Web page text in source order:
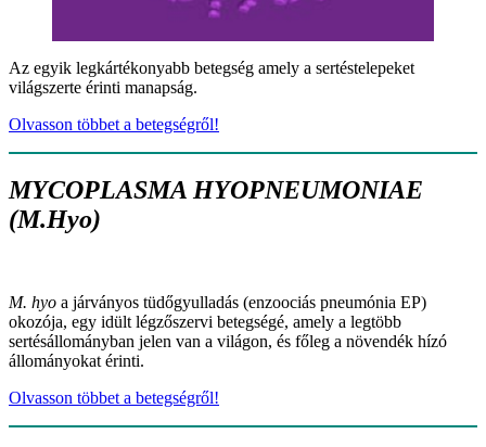
Az egyik legkártékonyabb betegség amely a sertéstelepeket
világszerte érinti manapság.
Olvasson többet a betegségről!
MYCOPLASMA HYOPNEUMONIAE
(M.Hyo)
M. hyo a járványos tüdőgyulladás (enzoociás pneumónia EP)
okozója, egy idült légzőszervi betegségé, amely a legtöbb
sertésállományban jelen van a világon, és főleg a növendék hízó
állományokat érinti.
Olvasson többet a betegségről!